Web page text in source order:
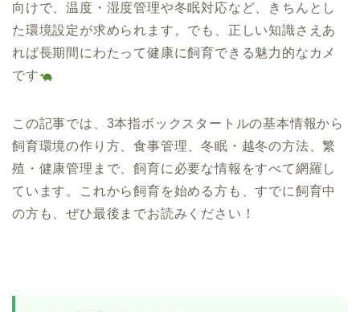
向けで、温度・湿度管理や冬眠対応など、きちんとし
た環境設定が求められます。でも、正しい知識さえあ
れば長期間にわたって健康に飼育できる魅力的なカメ
です
この記事では、3本指ボックスタートルの基本情報から
飼育環境の作り方、食事管理、冬眠・越冬の方法、繁
殖・健康管理まで、飼育に必要な情報をすべて網羅し
ています。これから飼育を始める方も、すでに飼育中
の方も、ぜひ最後までお読みください！